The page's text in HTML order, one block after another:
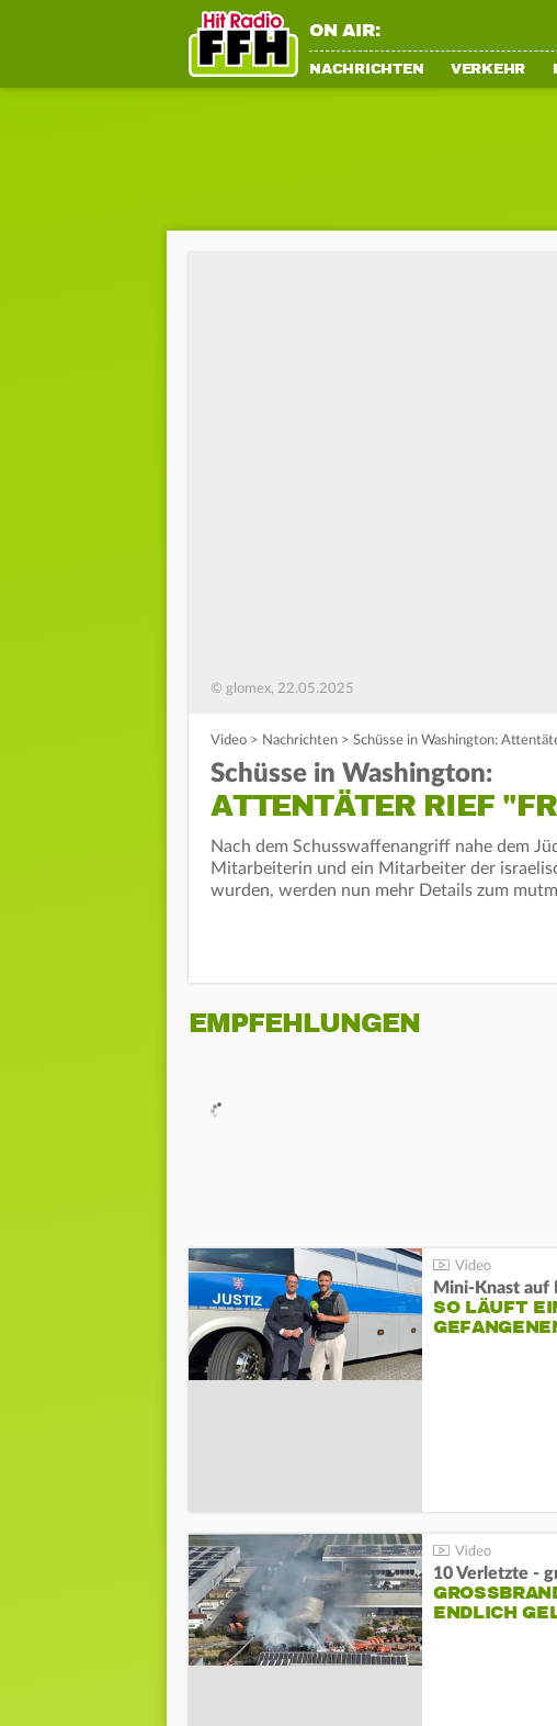
ON AIR:
NACHRICHTEN VERKEHR
© glomex, 22.05.2025
Video > Nachrichten > Schüsse in Washington:
Schüsse in Washington:
ATTENTÄTER RIEF
Nach dem Schusswaffenangriff nahe dem
Mitarbeiterin und ein Mitarbeiter der
wurden, werden nun mehr Details zum
EMPFEHLUNGEN
Mini-Knast auf
SO LÄUFT
10 Verletzte -
NDLICH